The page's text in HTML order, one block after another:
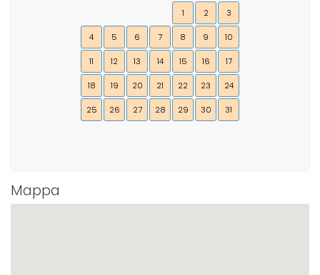
1
2 3
4 5 6 7 8 9 10
11 12 13 14 15 16 17
18 19 20 21 22 23 24
25 26 27 28 29 30 31
Mappa